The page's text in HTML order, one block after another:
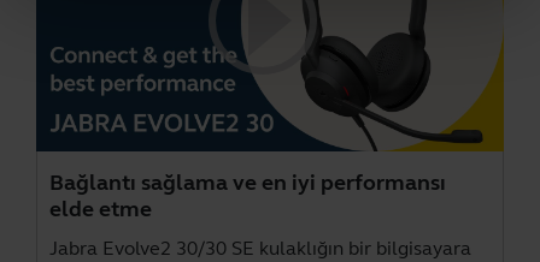
Bağlantı sağlama ve en iyi performansı
elde etme
Jabra Evolve2 30/30 SE kulaklığın bir bilgisayara